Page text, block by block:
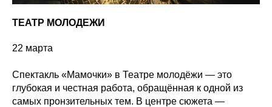
ТЕАТР МОЛОДЕЖИ
22 марта
Спектакль «Мамочки» в Театре молодёжи — это
глубокая и честная работа, обращённая к одной из
самых пронзительных тем. В центре сюжета —